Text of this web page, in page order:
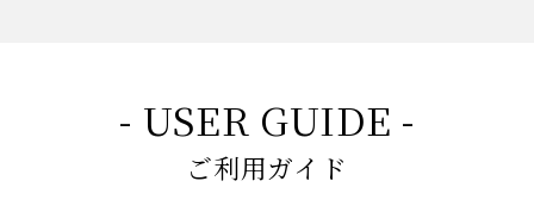
- USER GUIDE -
ご利用ガイド